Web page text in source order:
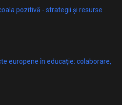
pozitivă - strategii și resurse
europene în educație: colaborare,